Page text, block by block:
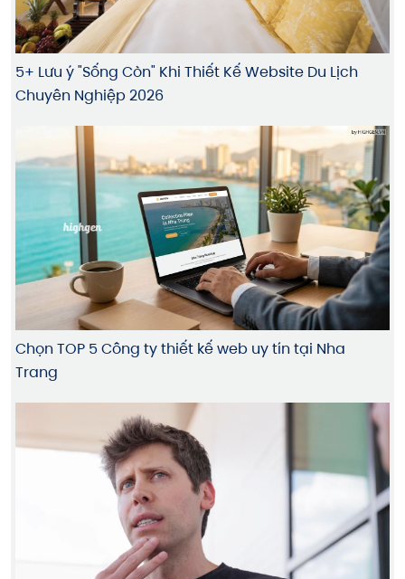
5+ Lưu ý "Sống Còn" Khi Thiết Kế Website Du Lịch
Chuyên Nghiệp 2026
Chọn TOP 5 Công ty thiết kế web uy tín tại Nha
Trang